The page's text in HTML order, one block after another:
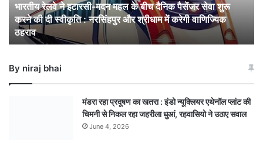
बीच
दैनिक
पैसेंजर
सेवा
करने
की
भारतीय रेलवे ने इटारसी-मदन महल के बीच दैनिक पैसेंजर सेवा शुरू
करने की दी स्वीकृति : नरसिंहपुर और श्रीधाम में करेगी वाणिज्यिक
ठहराव
By niraj bhai
मंडरा रहा प्रदूषण का खतरा : इंडो न्यूक्लियर एथेनॉल प्लांट की
चिमनी से निकल रहा जहरीला धुआं, रहवासियो ने उठाए सवाल
June 4, 2026